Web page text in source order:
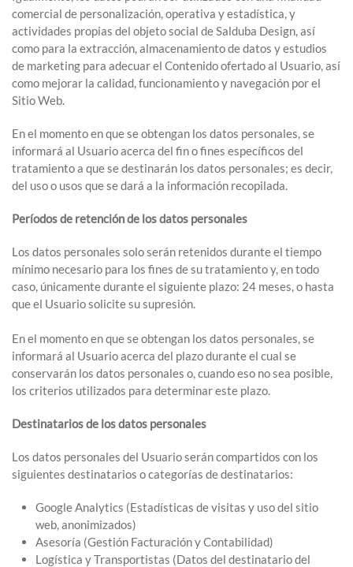
comercial de personalización, operativa y estadística, y
actividades propias del objeto social de Salduba Design, así
como para la extracción, almacenamiento de datos y estudios
de marketing para adecuar el Contenido ofertado al Usuario, así
como mejorar la calidad, funcionamiento y navegación por el
Sitio Web.
En el momento en que se obtengan los datos personales, se
informará al Usuario acerca del fin o fines específicos del
tratamiento a que se destinarán los datos personales; es decir,
del uso o usos que se dará a la información recopilada.
Períodos de retención de los datos personales
Los datos personales solo serán retenidos durante el tiempo
mínimo necesario para los fines de su tratamiento y, en todo
caso, únicamente durante el siguiente plazo: 24 meses, o hasta
que el Usuario solicite su supresión.
En el momento en que se obtengan los datos personales, se
informará al Usuario acerca del plazo durante el cual se
conservarán los datos personales o, cuando eso no sea posible,
los criterios utilizados para determinar este plazo.
Destinatarios de los datos personales
Los datos personales del Usuario serán compartidos con los
siguientes destinatarios o categorías de destinatarios:
Google Analytics (Estadísticas de visitas y uso del sitio
web, anonimizados)
Asesoría (Gestión Facturación y Contabilidad)
Logística y Transportistas (Datos del destinatario del